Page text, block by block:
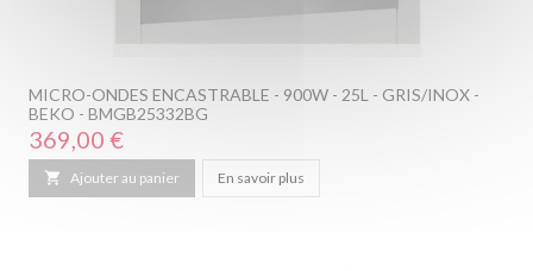
MICRO-ONDES ENCASTRABLE - 900W - 25L - GRIS/INOX -
BEKO - BMGB25332BG
Prix
369,00 €
 Ajouter au panier En savoir plus